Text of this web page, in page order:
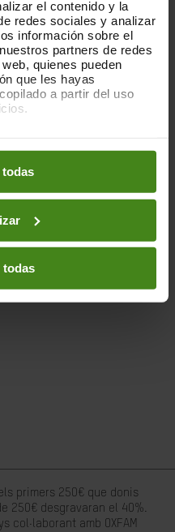
el contenido y la
redes sociales y analizar
información sobre el
partners de redes
quienes pueden
que les hayas
a partir del uso
Política de Cookieso
todas
primers 250€ que donis
250€ desgravaran el 40%.
col·laborant amb OXFAM